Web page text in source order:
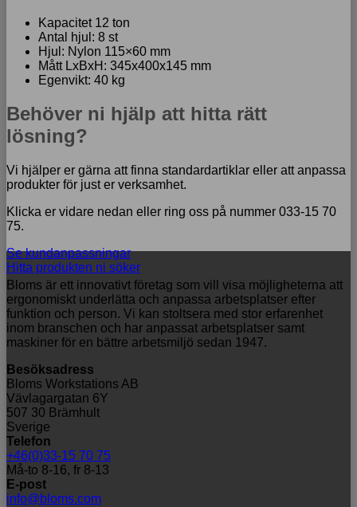
Kapacitet 12 ton
Antal hjul: 8 st
Hjul: Nylon 115×60 mm
Mått LxBxH: 345x400x145 mm
Egenvikt: 40 kg
Behöver ni hjälp att hitta rätt
lösning?
Vi hjälper er gärna att finna standardartiklar eller att anpassa
produkter för just er verksamhet.
Klicka er vidare nedan eller ring oss på nummer 033-15 70
75.
Se kundanpassningar
Hitta produkten ni söker
Bloms är ett innovativt företag som vill visa möjligheterna att
ergonomiskt underlätta och anpassa arbetsplatser efter
funktion och person. Vi kan stoltsera med stor erfarenhet
inom branschen och har anpassat arbetsplatser samt
maskiner för en bättre arbetsmiljö sedan 1947.
Besöksadress
Bloms Workstations AB
Vävlagargatan 6Y
507 30 Brämhult
Sverige
Telefon
+46(0)33-15 70 75
Må-to 8-16, fr 8-13
E-post
info@bloms.com